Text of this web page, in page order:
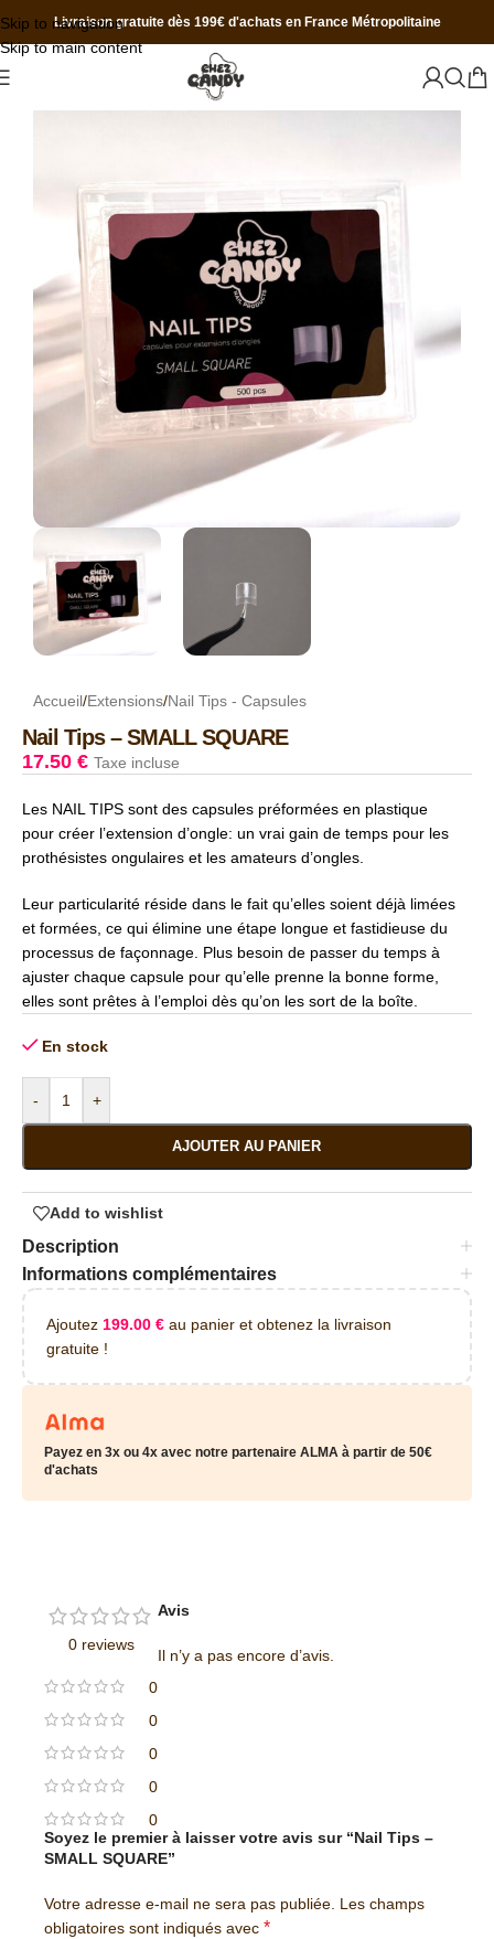
Skip to navigation
Skip to main content
Livraison gratuite dès 199€ d'achats en France Métropolitaine
Accueil/Extensions/Nail Tips - Capsules
Nail Tips – SMALL SQUARE
17.50 € Taxe incluse
Les NAIL TIPS sont des capsules préformées en plastique
pour créer l’extension d’ongle: un vrai gain de temps pour les
prothésistes ongulaires et les amateurs d’ongles.
Leur particularité réside dans le fait qu’elles soient déjà limées
et formées, ce qui élimine une étape longue et fastidieuse du
processus de façonnage. Plus besoin de passer du temps à
ajuster chaque capsule pour qu’elle prenne la bonne forme,
elles sont prêtes à l’emploi dès qu’on les sort de la boîte.
En stock
- +
AJOUTER AU PANIER
Add to wishlist
Description
Informations complémentaires
Ajoutez 199.00 € au panier et obtenez la livraison
gratuite !
Payez en 3x ou 4x avec notre partenaire ALMA à partir de 50€
d'achats
0 reviews
0
0
0
0
0
Avis
Il n’y a pas encore d’avis.
Soyez le premier à laisser votre avis sur “Nail Tips –
SMALL SQUARE”
Votre adresse e-mail ne sera pas publiée. Les champs
obligatoires sont indiqués avec *